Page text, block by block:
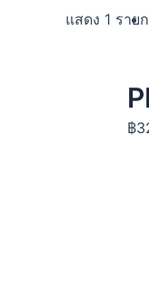
แสดง 1 ราย
฿